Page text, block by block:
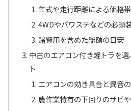
年式や走行距離による価格
4WDやパワステなどの必須
諸費用を含めた総額の目安
中古のエアコン付き軽トラを
ト
エアコンの効き具合と異音
農作業特有の下回りのサビ